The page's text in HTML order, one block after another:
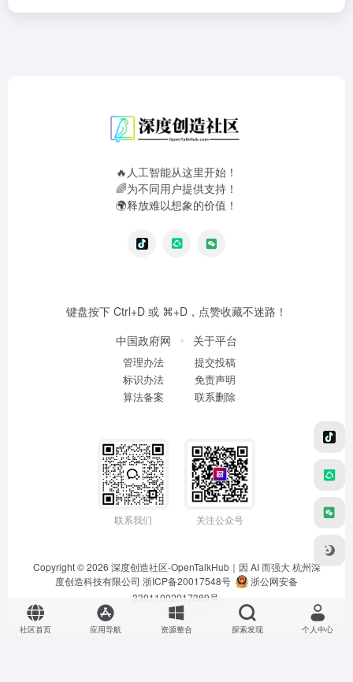
🔥人工智能从这里开始！
🌈为不同用户提供支持！
🌍释放难以想象的价值！
键盘按下 Ctrl+D 或 ⌘+D，点赞收藏不迷路！
中国政府网
管理办法
标识办法
算法备案
关于平台
提交投稿
免责声明
联系删除
联系我们 关注公众号
Copyright © 2026 深度创造社区-OpenTalkHub｜因 AI 而强大 杭州深
度创造科技有限公司 浙ICP备20017548号
浙公网安备
33011002017389号
社区首页 应用导航 资源整合 探索发现 个人中心